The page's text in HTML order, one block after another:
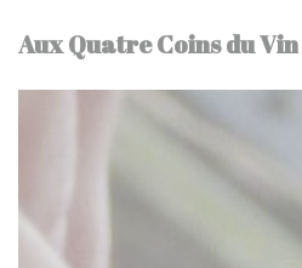
Aux Quatre Coins du Vin